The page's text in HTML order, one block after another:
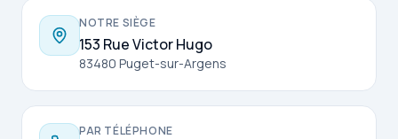
NOTRE SIÈGE
153 Rue Victor Hugo
83480 Puget-sur-Argens
PAR TÉLÉPHONE